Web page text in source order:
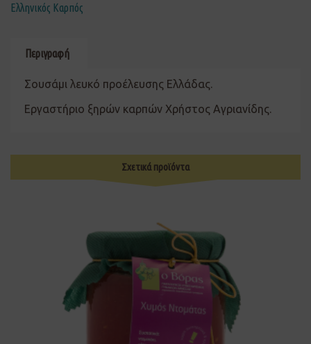
Ελληνικός Καρπός
Περιγραφή
Σουσάμι λευκό προέλευσης Ελλάδας.
Εργαστήριο ξηρών καρπών Χρήστος Αγριανίδης.
Σχετικά προϊόντα